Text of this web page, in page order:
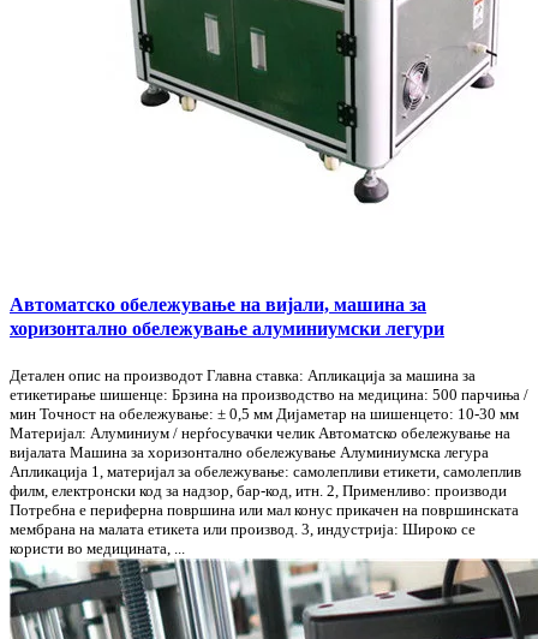
Автоматско обележување на вијали, машина за
хоризонтално обележување алуминиумски легури
Детален опис на производот Главна ставка: Апликација за машина за
етикетирање шишенце: Брзина на производство на медицина: 500 парчиња /
мин Точност на обележување: ± 0,5 мм Дијаметар на шишенцето: 10-30 мм
Материјал: Алуминиум / нерѓосувачки челик Автоматско обележување на
вијалата Машина за хоризонтално обележување Алуминиумска легура
Апликација 1, материјал за обележување: самолепливи етикети, самолеплив
филм, електронски код за надзор, бар-код, итн. 2, Применливо: производи
Потребна е периферна површина или мал конус прикачен на површинската
мембрана на малата етикета или производ. 3, индустрија: Широко се
користи во медицината, ...